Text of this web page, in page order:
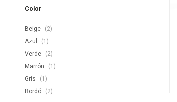
Color
Beige
(2)
Azul
(1)
Verde
(2)
Marrón
(1)
Gris
(1)
Bordó
(2)